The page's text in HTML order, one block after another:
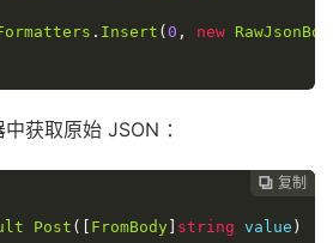
. Insert ( 0 , new
获取原始 JSON ：
 复制
 复制
 复制
Post ([ FromBody string value )